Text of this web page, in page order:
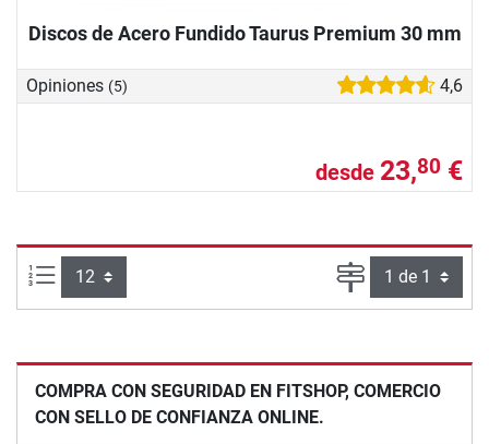
Discos de Acero Fundido Taurus Premium 30 mm
Opiniones (5) 4,6
desde 23,80 €
Artículos por página: Página
COMPRA CON SEGURIDAD EN FITSHOP, COMERCIO
CON SELLO DE CONFIANZA ONLINE.